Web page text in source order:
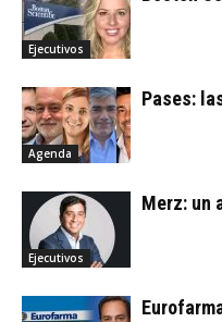
Ejecutivos
Agenda
Pases:
Ejecutivos
Merz: un